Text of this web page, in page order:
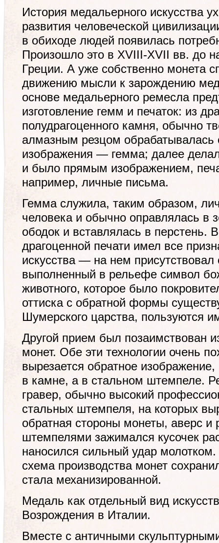
История медальерного искусства
развития человеческой
в обиходе людей появилась
Произошло это в XVIII-XVII вв. до
Греции. А уже собственно монета
движению мысли к зарождению
основе медальерного ремесла
изготовление гемм и печаток: из
полудрагоценного камня, обычно
алмазным резцом
изображения — гемма; далее
и было прямым изображением,
например, личные письма.
Гемма служила, таким образом,
человека и обычно оправлялась в
ободок и вставлялась в перстень. В
драгоценной печати имел все
искусства — на нем
выполненный в рельефе символ
животного, которое было
оттиска с обратной формы
Шумерского царства, пользуются
Другой прием был позаимствован
монет. Обе эти технологии очень
вырезается обратное
в камне, а в стальном штемпеле.
гравер, обычно высокий
стальных штемпеля, на которых
обратная стороны монеты, аверс
штемпелями зажимался кусочек
наносился сильный удар
схема производства монет
стала механизированной.
Медаль как отдельный вид
Возрождения в Италии.
Вместе с античными